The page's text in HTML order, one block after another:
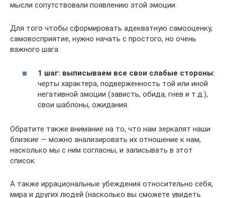
мысли сопутствовали появлению этой эмоции.
Для того чтобы сформировать адекватную самооценку,
самовосприятие, нужно начать с простого, но очень
важного шага:
1 шаг: выписываем все свои слабые стороны:
черты характера, подверженность той или иной
негативной эмоции (зависть, обида, гнев и т.д.),
свои шаблоны, ожидания.
Обратите также внимание на то, что нам зеркалят наши
близкие — можно анализировать их отношение к нам,
насколько мы с ним согласны, и записывать в этот
список.
А также иррациональные убеждения относительно себя,
мира и других людей (насколько вы сможете увидеть